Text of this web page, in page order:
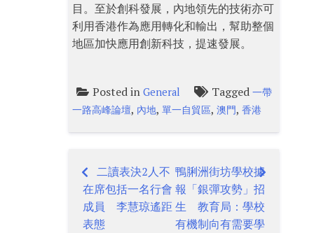
目。至於創科發展，內地領先的技術亦可
利用香港作為應用轉化和輸出，幫助整個
地區加快應用創新科技，提速發展。
Posted in General Tagged 一帶
一路高峰論壇, 內地,單一自貿區,澳門,香港
Post
navigation
二讀表決2人不
在席包括一名行會
成員 李慧琼遙距
表態
鴨脷洲街坊學校據
報「銀彈攻勢」招
生 教育局：學校
有機制向有需要學